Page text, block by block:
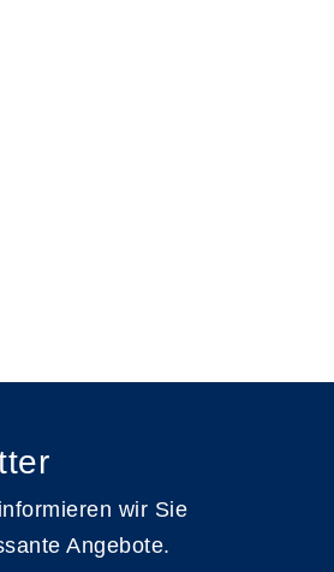
wir Sie
Angebote.